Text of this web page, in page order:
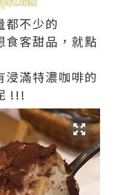
都不少的
食客甜品，就點
浸滿特濃咖啡的
!!!